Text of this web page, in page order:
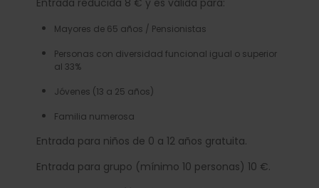
Mayores de 65 años / Pensionistas
Personas con diversidad funcional igual o superior
al 33%
Jóvenes (13 a 25 años)
Familia numerosa
Entrada para niños de 0 a 12 años gratuita.
Entrada para grupo (mínimo 10 personas) 10 €.